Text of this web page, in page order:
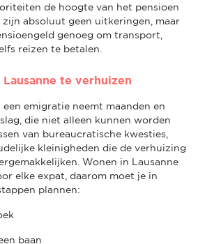
de hoogte van het pensioen
zijn absoluut geen uitkeringen, maar
genoeg om transport,
reizen te betalen.
te verhuizen
emigratie neemt maanden en
die niet alleen kunnen worden
van bureaucratische kwesties,
kleinigheden die de verhuizing
Wonen in Lausanne
elke expat, daarom moet je in
plannen:
baan